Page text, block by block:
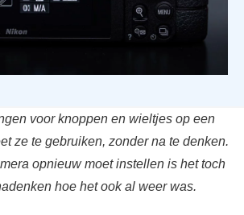
voor knoppen en wieltjes op een
ze te gebruiken, zonder na te denken.
opnieuw moet instellen is het toch
hoe het ook al weer was.